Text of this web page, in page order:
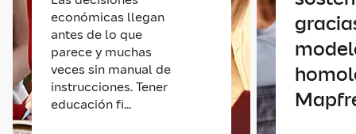
económicas llegan
antes de lo que
parece y muchas
veces sin manual de
instrucciones. Tener
educación fi...